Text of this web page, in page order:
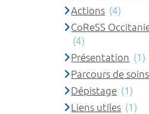
Actions (4)
CoReSS
(4)
Présentation (1)
Parcours de soins
Dépistage (1)
Liens utiles (1)